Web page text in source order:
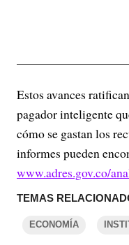
Estos avances
pagador inteligente
cómo se gastan los
informes pueden
www.adres.gov.co/
TEMAS
ECONOMÍA